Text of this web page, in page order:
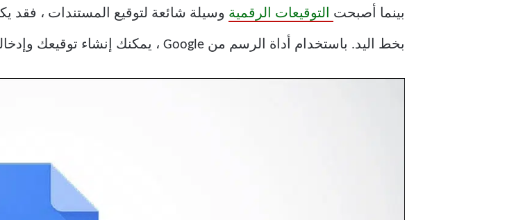
بينما أصبحت التوقيعات الرقمية وسيلة شائعة لتوقيع المستندات ،
بخط اليد. باستخدام أداة الرسم من Google ، يمكنك إنشاء توقيعك وإدخاله بسهولة.